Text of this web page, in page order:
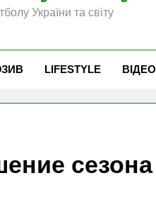
України та світу
LIFESTYLE ВІДЕО
сезона